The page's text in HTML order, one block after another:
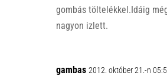
gombás töltelékkel.Idáig
nagyon izlett.
gambas 2012. október 21.-n